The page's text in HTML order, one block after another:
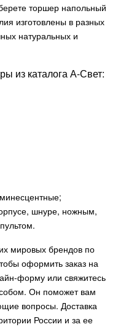
торшер напольный
изготовлены в разных
натуральных и
из каталога А-Свет:
шнуре, ножным,
мировых брендов по
оформить заказ на
форму или свяжитесь
Он поможет вам
вопросы. Доставка
России и за ее